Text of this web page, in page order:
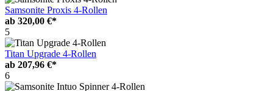
Samsonite Proxis 4-Rollen
ab 320,00 €*
5
Titan Upgrade 4-Rollen
ab 207,96 €*
6